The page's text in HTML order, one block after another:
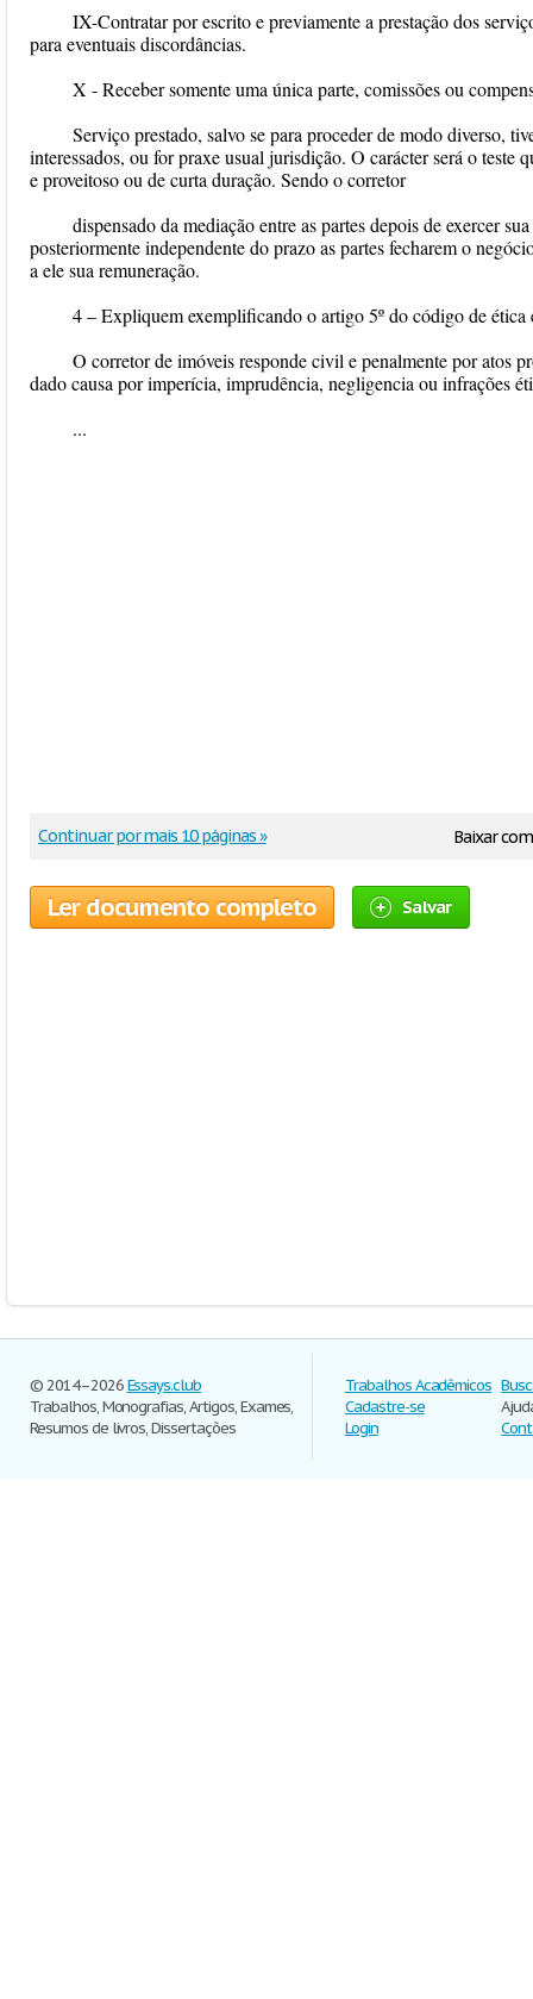
IX-Contratar por escrito e previamente a prestação dos
para eventuais discordâncias.
X - Receber somente uma única parte, comissões ou
Serviço prestado, salvo se para proceder de modo diverso,
interessados, ou for praxe usual jurisdição. O carácter será o teste
e proveitoso ou de curta duração. Sendo o corretor
dispensado da mediação entre as partes depois de exercer
posteriormente independente do prazo as partes fecharem o
a ele sua remuneração.
4 – Expliquem exemplificando o artigo 5º do código de ética
O corretor de imóveis responde civil e penalmente por atos
dado causa por imperícia, imprudência, negligencia ou infrações
...
Baixar
Continuar por mais 10 páginas »
Ler documento completo Salvar
© 2014–2026Essays.club
Trabalhos, Monografias, Artigos, Exames,
Resumos de livros, Dissertações
Trabalhos Acadêmicos
Cadastre-se
Login